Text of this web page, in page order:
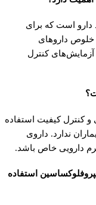
دارو است که برای
خلوص داروهای
کنترل
و کنترل کیفیت استفاده
ندارد. داروی
دارویی خاص باشد.
استفاده